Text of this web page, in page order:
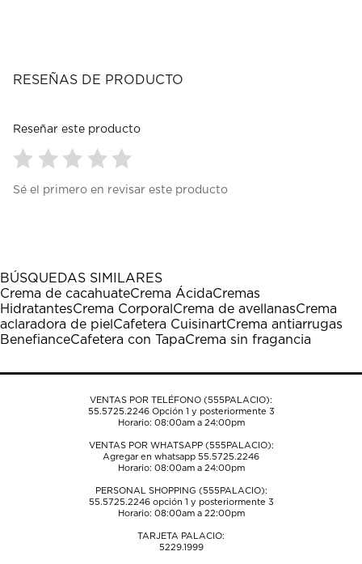
RESEÑAS DE PRODUCTO
Reseñar este producto
para
1
estrella
Esta
acción
abrirá
el
de
para
estrellas.
Esta
acción
abrirá
el
de
para
estrellas.
Esta
acción
abrirá
el
de
para
estrellas.
Esta
acción
abrirá
el
de
para
estrellas.
Esta
acción
abrirá
el
de
Sé el primero en revisar este producto
BÚSQUEDAS SIMILARES
Crema de cacahuateCrema ÁcidaCremas
HidratantesCrema Corporal Crema de avellanasCrema
aclaradora de piel Cafetera CuisinartCrema antiarrugas
BenefianceCafetera con TapaCrema sin fragancia
VENTAS POR TELÉFONO (555PALACIO):
55.5725.2246Opción 1 y posteriormente 3
Horario: 08:00am a 24:00pm
VENTAS POR WHATSAPP (555PALACIO):
Agregar en whatsapp 55.5725.2246
Horario: 08:00am a 24:00pm
PERSONAL SHOPPING (555PALACIO):
55.5725.2246opción 1 y posteriormente 3
Horario: 08:00am a 22:00pm
TARJETA PALACIO:
5229.1999